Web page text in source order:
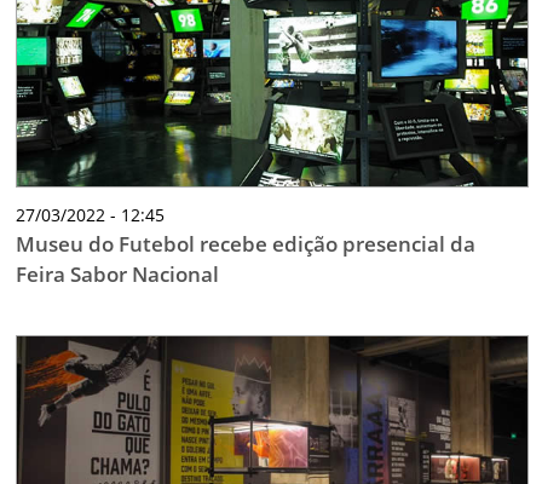
27/03/2022 - 12:45
Museu do Futebol recebe edição presencial da
Feira Sabor Nacional